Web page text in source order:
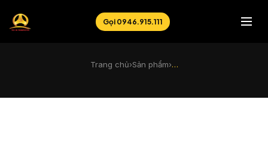
Gọi 0946.915.111
Trang chủ›Sản phẩm›…